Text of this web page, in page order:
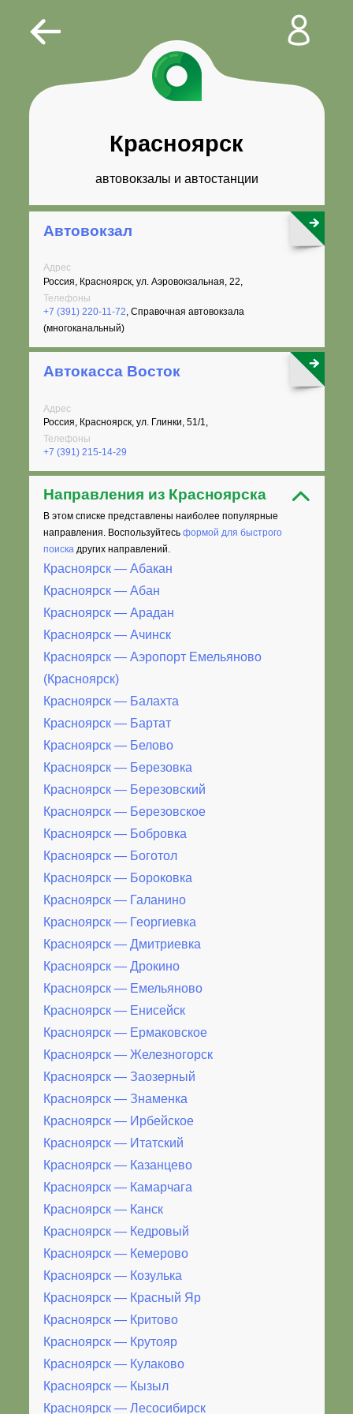
Красноярск
автовокзалы и автостанции
Автовокзал
Адрес
Россия, Красноярск, ул. Аэровокзальная, 22,
Телефоны
+7 (391) 220-11-72, Справочная автовокзала
(многоканальный)
Автокасса Восток
Адрес
Россия, Красноярск, ул. Глинки, 51/1,
Телефоны
+7 (391) 215-14-29
Направления из Красноярска
В этом списке представлены наиболее популярные
направления. Воспользуйтесьформой для быстрого
поиска других направлений.
Красноярск — Абакан
Красноярск — Абан
Красноярск — Арадан
Красноярск — Ачинск
Красноярск — Аэропорт Емельяново
(Красноярск)
Красноярск — Балахта
Красноярск — Бартат
Красноярск — Белово
Красноярск — Березовка
Красноярск — Березовский
Красноярск — Березовское
Красноярск — Бобровка
Красноярск — Боготол
Красноярск — Бороковка
Красноярск — Галанино
Красноярск — Георгиевка
Красноярск — Дмитриевка
Красноярск — Дрокино
Красноярск — Емельяново
Красноярск — Енисейск
Красноярск — Ермаковское
Красноярск — Железногорск
Красноярск — Заозерный
Красноярск — Знаменка
Красноярск — Ирбейское
Красноярск — Итатский
Красноярск — Казанцево
Красноярск — Камарчага
Красноярск — Канск
Красноярск — Кедровый
Красноярск — Кемерово
Красноярск — Козулька
Красноярск — Красный Яр
Красноярск — Критово
Красноярск — Крутояр
Красноярск — Кулаково
Красноярск — Кызыл
Красноярск — Лесосибирск